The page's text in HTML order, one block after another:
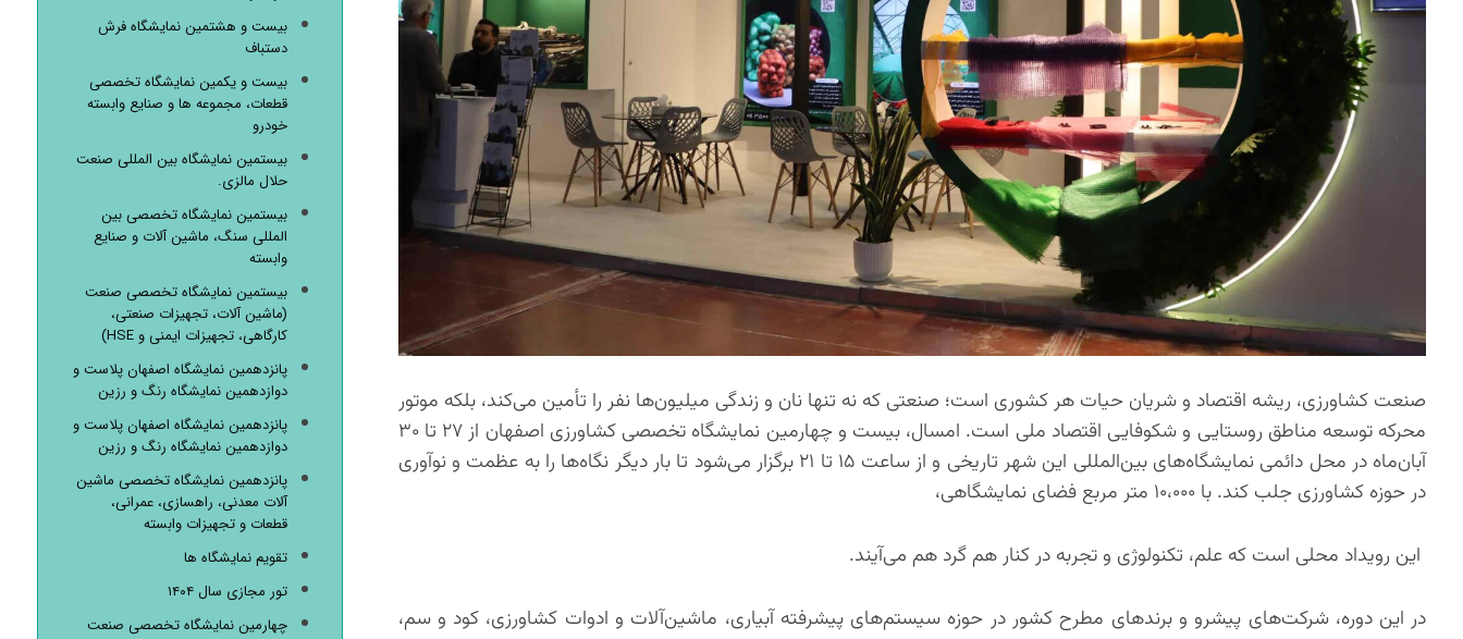
صنعت کشاورزی، ریشه اقتصاد و شریان حیات هر کشوری است؛ صنعتی که نه تنها نان و زندگی میلیون‌ها نفر را تأمین می‌کند، بلکه موتور
محرکه توسعه مناطق روستایی و شکوفایی اقتصاد ملی است. امسال، بیست و چهارمین نمایشگاه تخصصی کشاورزی اصفهان از ۲۷ تا ۳۰
آبان‌ماه در محل دائمی نمایشگاه‌های بین‌المللی این شهر تاریخی و از ساعت ۱۵ تا ۲۱ برگزار می‌شود تا بار دیگر نگاه‌ها را به عظمت و نوآوری
در حوزه کشاورزی جلب کند. با ۱۰،۰۰۰ متر مربع فضای نمایشگاهی،
این رویداد محلی است که علم، تکنولوژی و تجربه در کنار هم گرد هم می‌آیند.
در این دوره، شرکت‌های پیشرو و برندهای مطرح کشور در حوزه سیستم‌های پیشرفته آبیاری، ماشین‌آلات و ادوات کشاورزی، کود و سم،
بیست و هشتمین نمایشگاه فرش
دستباف
بیست و یکمین نمایشگاه تخصصی
قطعات، مجموعه ها و صنایع وابسته
خودرو
بیستمین نمایشگاه بین المللی صنعت
حلال مالزی.
بیستمین نمایشگاه تخصصی بین
المللی سنگ، ماشین آلات و صنایع
وابسته
بیستمین نمایشگاه تخصصی صنعت
(ماشین آلات، تجهیزات صنعتی،
کارگاهی، تجهیزات ایمنی و HSE)
پانزدهمین نمایشگاه اصفهان پلاست و
دوازدهمین نمایشگاه رنگ و رزین
پانزدهمین نمایشگاه اصفهان پلاست و
دوازدهمین نمایشگاه رنگ و رزین
پانزدهمین نمایشگاه تخصصی ماشین
آلات معدنی، راهسازی، عمرانی،
قطعات و تجهیزات وابسته
تقویم نمایشگاه ها
تور مجازی سال ۱۴۰۴
چهارمین نمایشگاه تخصصی صنعت